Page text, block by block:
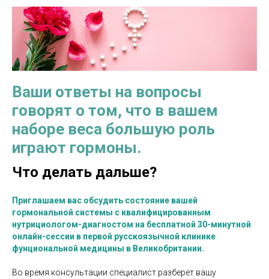
Ваши ответы на вопросы
говорят о том, что в вашем
наборе веса большую роль
играют гормоны.
Что делать дальше?
Приглашаем вас обсудить состояние вашей
гормональной системы с квалифицированным
нутрициологом-диагностом на бесплатной 30-минутной
онлайн-сессии в первой русскоязычной клинике
фунциональной медицины в Великобритании.
Во время консультации специалист разберет вашу